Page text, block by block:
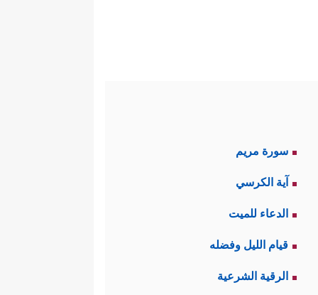
سورة مريم
آية الكرسي
الدعاء للميت
قيام الليل وفضله
الرقية الشرعية